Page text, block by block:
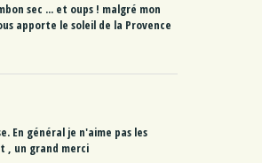
sec ... et oups ! malgré mon
apporte le soleil de la Provence
En général je n'aime pas les
, un grand merci